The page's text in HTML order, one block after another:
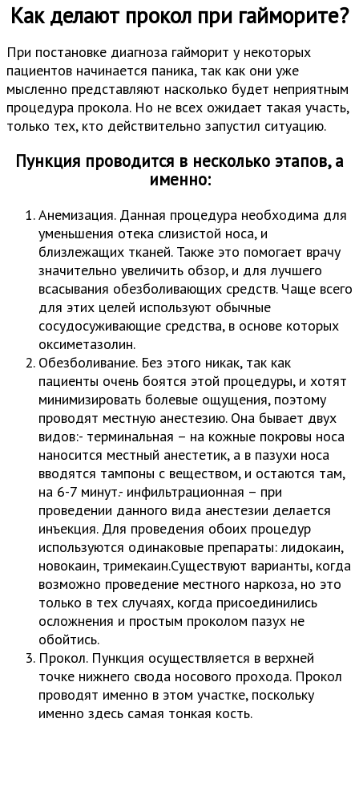
Как делают прокол при гайморите?
При постановке диагноза гайморит у некоторых
пациентов начинается паника, так как они уже
мысленно представляют насколько будет неприятным
процедура прокола. Но не всех ожидает такая участь,
только тех, кто действительно запустил ситуацию.
Пункция проводится в несколько этапов, а
именно:
Анемизация. Данная процедура необходима для
уменьшения отека слизистой носа, и
близлежащих тканей. Также это помогает врачу
значительно увеличить обзор, и для лучшего
всасывания обезболивающих средств. Чаще всего
для этих целей используют обычные
сосудосуживающие средства, в основе которых
оксиметазолин.
Обезболивание. Без этого никак, так как
пациенты очень боятся этой процедуры, и хотят
минимизировать болевые ощущения, поэтому
проводят местную анестезию. Она бывает двух
видов:- терминальная – на кожные покровы носа
наносится местный анестетик, а в пазухи носа
вводятся тампоны с веществом, и остаются там,
на 6-7 минут.- инфильтрационная – при
проведении данного вида анестезии делается
инъекция. Для проведения обоих процедур
используются одинаковые препараты: лидокаин,
новокаин, тримекаин.Существуют варианты, когда
возможно проведение местного наркоза, но это
только в тех случаях, когда присоединились
осложнения и простым проколом пазух не
обойтись.
Прокол. Пункция осуществляется в верхней
точке нижнего свода носового прохода. Прокол
проводят именно в этом участке, поскольку
именно здесь самая тонкая кость.